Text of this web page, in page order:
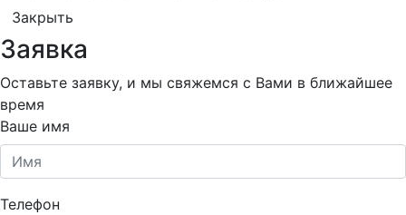
Закрыть
Заявка
Оставьте заявку, и мы свяжемся с Вами в ближайшее
время
Ваше имя
Телефон